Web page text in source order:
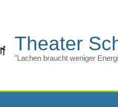
Theater
"Lachen braucht weniger